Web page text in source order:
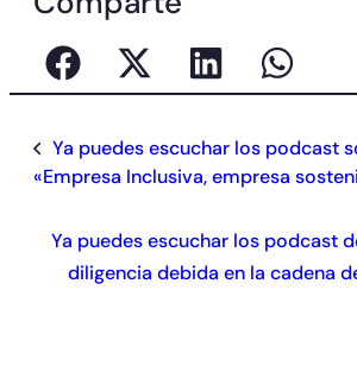
Ya puedes escuchar los podcast
«Empresa Inclusiva, empresa
Ya puedes escuchar los podcast
diligencia debida en la cadena